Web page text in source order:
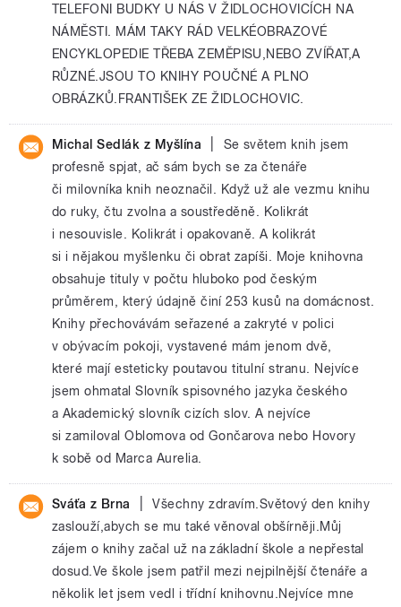
TELEFONI BUDKY U NÁS V ŽIDLOCHOVICÍCH NA
NÁMĚSTI. MÁM TAKY RÁD VELKÉOBRAZOVÉ
ENCYKLOPEDIE TŘEBA ZEMĚPISU,NEBO ZVÍŘAT,A
RŮZNÉ.JSOU TO KNIHY POUČNÉ A PLNO
OBRÁZKŮ.FRANTIŠEK ZE ŽIDLOCHOVIC.
Michal Sedlák z Myšlína
Se světem knih jsem
profesně spjat, ač sám bych se za čtenáře
či milovníka knih neoznačil. Když už ale vezmu knihu
do ruky, čtu zvolna a soustředěně. Kolikrát
i nesouvisle. Kolikrát i opakovaně. A kolikrát
si i nějakou myšlenku či obrat zapíši. Moje knihovna
obsahuje tituly v počtu hluboko pod českým
průměrem, který údajně činí 253 kusů na domácnost.
Knihy přechovávám seřazené a zakryté v polici
v obývacím pokoji, vystavené mám jenom dvě,
které mají esteticky poutavou titulní stranu. Nejvíce
jsem ohmatal Slovník spisovného jazyka českého
a Akademický slovník cizích slov. A nejvíce
si zamiloval Oblomova od Gončarova nebo Hovory
k sobě od Marca Aurelia.
Sváťa z Brna
Všechny zdravím.Světový den knihy
zaslouží,abych se mu také věnoval obšírněji.Můj
zájem o knihy začal už na základní škole a nepřestal
dosud.Ve škole jsem patřil mezi nejpilnější čtenáře a
několik let jsem vedl i třídní knihovnu.Nejvíce mne